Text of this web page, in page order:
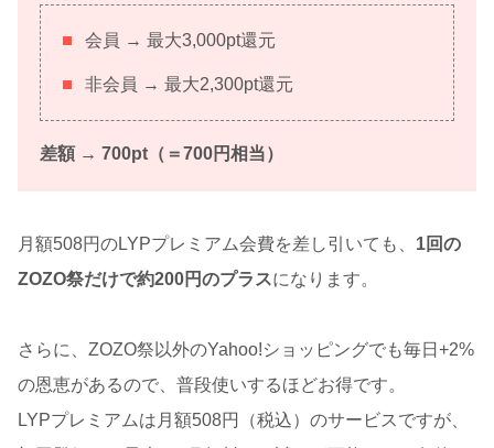
会員 → 最大3,000pt還元
非会員 → 最大2,300pt還元
差額 → 700pt（＝700円相当）
月額508円のLYPプレミアム会費を差し引いても、 1回の
ZOZO祭だけで約200円のプラスになります。
さらに、ZOZO祭以外のYahoo!ショッピングでも毎日+2%
の恩恵があるので、普段使いするほどお得です。
LYPプレミアムは月額508円（税込）のサービスですが、